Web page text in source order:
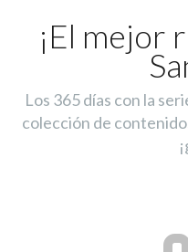
¡El mejor
Los 365 días con la
colección de